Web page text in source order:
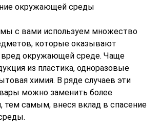
окружающей среды
с вами используем множество
которые оказывают
вред окружающей среде. Чаще
из пластика, одноразовые
химия. В ряде случаев эти
можно заменить более
тем самым, внеся вклад в спасение